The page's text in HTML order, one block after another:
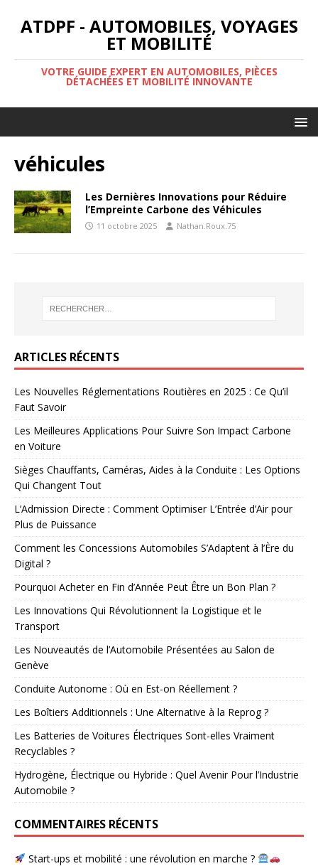
ATDPF - AUTOMOBILES, VOYAGES
ET MOBILITÉ
VOTRE GUIDE EXPERT EN AUTOMOBILES, PIÈCES
DÉTACHÉES ET MOBILITÉ INNOVANTE
véhicules
Les Dernières Innovations pour Réduire
l’Empreinte Carbone des Véhicules
11 octobre 2025 Nathan.Roux.75
ARTICLES RÉCENTS
Les Nouvelles Réglementations Routières en 2025 : Ce Qu’il
Faut Savoir
Les Meilleures Applications Pour Suivre Son Impact Carbone
en Voiture
Sièges Chauffants, Caméras, Aides à la Conduite : Les Options
Qui Changent Tout
L’Admission Directe : Comment Optimiser L’Entrée d’Air pour
Plus de Puissance
Comment les Concessions Automobiles S’Adaptent à l’Ère du
Digital ?
Pourquoi Acheter en Fin d’Année Peut Être un Bon Plan ?
Les Innovations Qui Révolutionnent la Logistique et le
Transport
Les Nouveautés de l’Automobile Présentées au Salon de
Genève
Conduite Autonome : Où en Est-on Réellement ?
Les Boîtiers Additionnels : Une Alternative à la Reprog ?
Les Batteries de Voitures Électriques Sont-elles Vraiment
Recyclables ?
Hydrogène, Électrique ou Hybride : Quel Avenir Pour l’Industrie
Automobile ?
COMMENTAIRES RÉCENTS
Start-ups et mobilité : une révolution en marche ?